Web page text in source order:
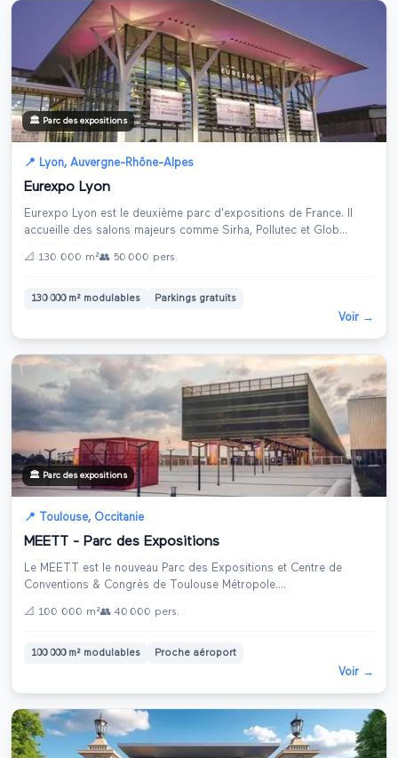
🏛️ Parc des expositions
📍 Lyon, Auvergne-Rhône-Alpes
Eurexpo Lyon
Eurexpo Lyon est le deuxième parc d'expositions de France. Il
accueille des salons majeurs comme Sirha, Pollutec et Glob...
📐 130 000 m²👥 50 000 pers.
130 000 m² modulables Parkings gratuits
Voir →
🏛️ Parc des expositions
📍 Toulouse, Occitanie
MEETT - Parc des Expositions
Le MEETT est le nouveau Parc des Expositions et Centre de
Conventions & Congrès de Toulouse Métropole....
📐 100 000 m²👥 40 000 pers.
100 000 m² modulables Proche aéroport
Voir →